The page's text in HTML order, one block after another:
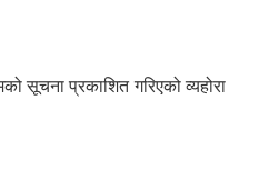
सूचना प्रकाशित गरिएको व्यहोरा